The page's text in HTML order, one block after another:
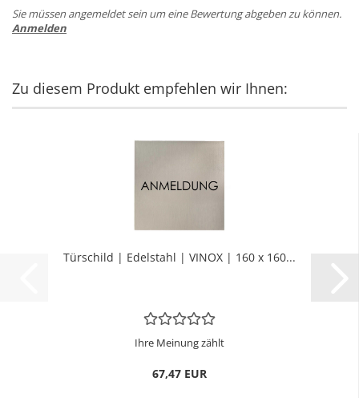
Sie müssen angemeldet sein um eine Bewertung abgeben zu können.
Anmelden
Zu diesem Produkt empfehlen wir Ihnen:
Tür­schild | Edel­stahl | VINOX | 160 x 160...
Ihre Meinung zählt
67,47 EUR